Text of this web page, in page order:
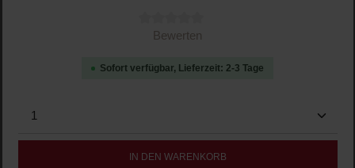
Durchschnittliche Bewertung von 0 von 5 Sternen
Bewerten
Sofort verfügbar, Lieferzeit: 2-3 Tage
Produkt Anzahl: Gib den gewünschten Wert ein
IN DEN WARENKORB